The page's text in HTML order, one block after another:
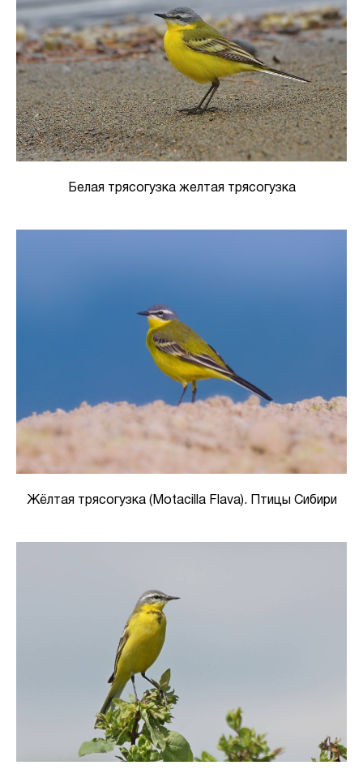
Белая трясогузка желтая трясогузка
Жёлтая трясогузка (Motacilla Flava). Птицы Сибири